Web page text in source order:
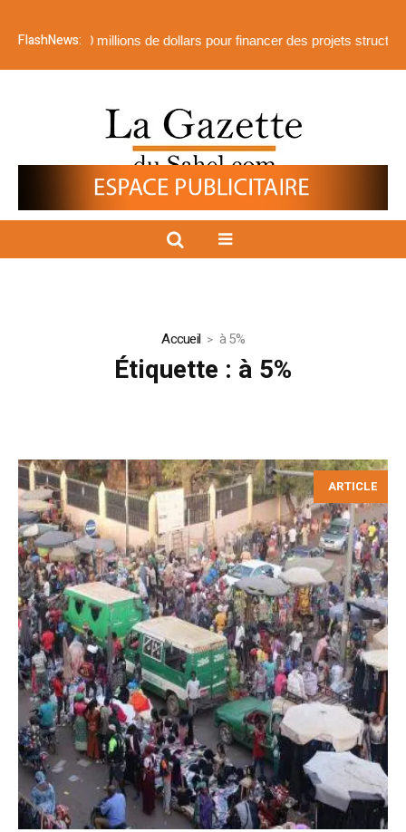
FlashNews:
de 510 millions de dollars pour financer des projets structurants
Accueil à 5%
Étiquette : à 5%
ARTICLE